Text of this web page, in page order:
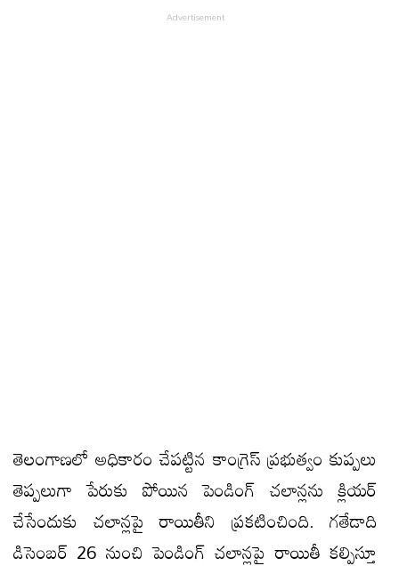
తెలంగాణలో అధికారం చేపట్టిన కాంగ్రెస్ ప్రభుత్వం కుప్పలు
తెప్పలుగా పేరుకు పోయిన పెండింగ్ చలాన్లను క్లియర్
చేసేందుకు చలాన్లపై రాయితీని ప్రకటించింది. గతేడాది
డిసెంబర్ 26 నుంచి పెండింగ్ చలాన్లపై రాయితీ కల్పిస్తూ